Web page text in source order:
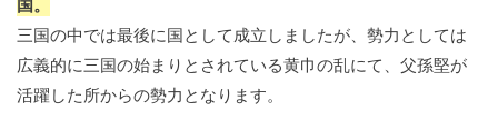
国。
三国の中では最後に国として成立しましたが、勢力としては
広義的に三国の始まりとされている黄巾の乱にて、父孫堅が
活躍した所からの勢力となります。